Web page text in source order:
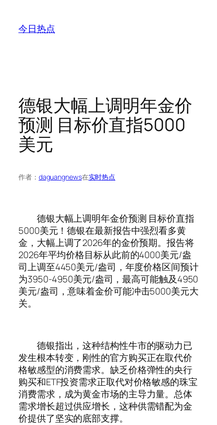
今日热点
德银大幅上调明年金价
预测 目标价直指5000
美元
作者： daguangnews在实时热点
德银大幅上调明年金价预测 目标价直指
5000美元！德银在最新报告中强烈看多黄
金，大幅上调了2026年的金价预期。报告将
2026年平均价格目标从此前的4000美元/盎
司上调至4450美元/盎司，年度价格区间预计
为3950-4950美元/盎司，最高可能触及4950
美元/盎司，意味着金价可能冲击5000美元大
关。
德银指出，这种结构性牛市的驱动力已
发生根本转变，刚性的官方购买正在取代价
格敏感型的消费需求。缺乏价格弹性的央行
购买和ETF投资需求正取代对价格敏感的珠宝
消费需求，成为黄金市场的主导力量。总体
需求增长超过供应增长，这种供需错配为金
价提供了坚实的底部支撑。